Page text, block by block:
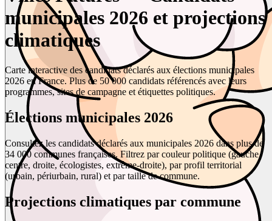
municipales 2026 et projections
climatiques
Carte interactive des candidats déclarés aux élections municipales
2026 en France. Plus de 50 000 candidats référencés avec leurs
programmes, sites de campagne et étiquettes politiques.
Élections municipales 2026
Consultez les candidats déclarés aux municipales 2026 dans plus de
34 000 communes françaises. Filtrez par couleur politique (gauche,
centre, droite, écologistes, extrême-droite), par profil territorial
(urbain, périurbain, rural) et par taille de commune.
Projections climatiques par commune